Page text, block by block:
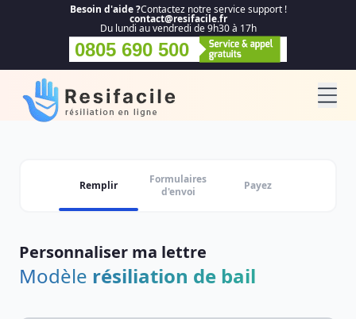
Besoin d'aide ?Contactez notre service support !
contact@resifacile.fr
Du lundi au vendredi de 9h30 à 17h
0805 690 500
Remplir
Formulaires
d'envoi
Payez
Personnaliser ma lettre
Modèle résiliation de bail